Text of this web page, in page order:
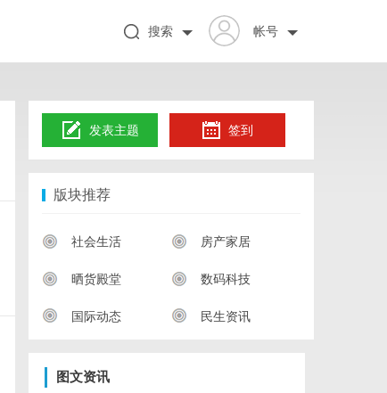
帐号
搜索
发表主题 签到
版块推荐
社会生活 房产家居
晒货殿堂 数码科技
国际动态 民生资讯
图文资讯